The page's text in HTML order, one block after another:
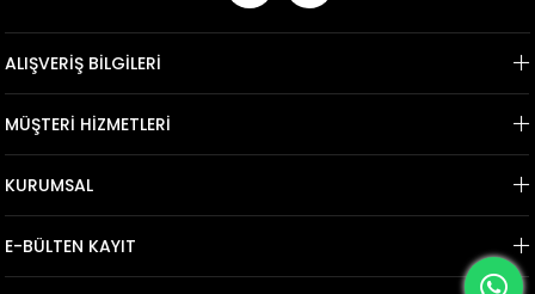
ALIŞVERİŞ BİLGİLERİ
MÜŞTERİ HİZMETLERİ
KURUMSAL
E-BÜLTEN KAYIT